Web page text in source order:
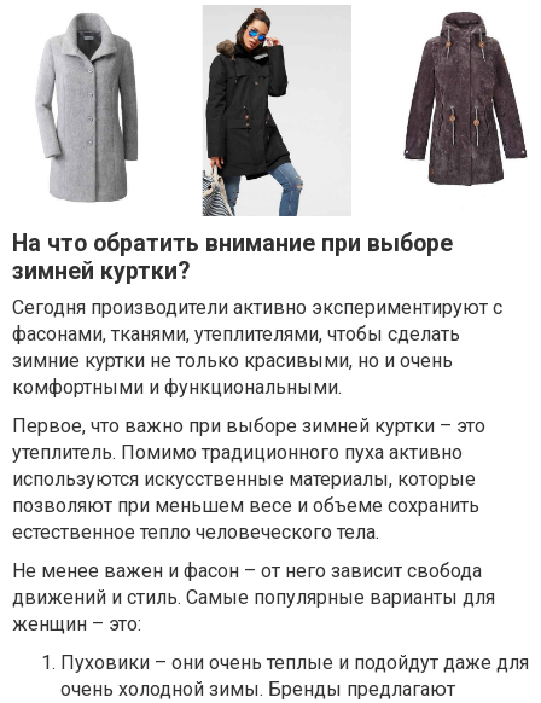
На что обратить внимание при выборе
зимней куртки?
Сегодня производители активно экспериментируют с
фасонами, тканями, утеплителями, чтобы сделать
зимние куртки не только красивыми, но и очень
комфортными и функциональными.
Первое, что важно при выборе зимней куртки – это
утеплитель. Помимо традиционного пуха активно
используются искусственные материалы, которые
позволяют при меньшем весе и объеме сохранить
естественное тепло человеческого тела.
Не менее важен и фасон – от него зависит свобода
движений и стиль. Самые популярные варианты для
женщин – это:
Пуховики – они очень теплые и подойдут даже для
очень холодной зимы. Бренды предлагают